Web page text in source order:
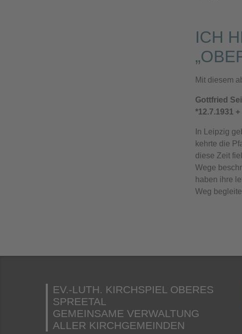
ICH
Mit diesem
Gottfried
*12.7.1931
In Leipzig
kehrte die
diese Zeit
Wege
haben ihre
Weg
EV.-LUTH. KIRCHSPIEL OBERES
SPREETAL
GEMEINSAME VERWALTUNG
ALLER KIRCHGEMEINDEN